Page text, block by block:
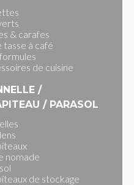
& carafes
tasse à café
de cuisine
/
/ PARASOL
nomade
de stockage